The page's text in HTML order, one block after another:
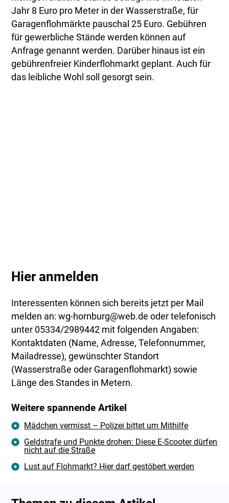
Jahr 8 Euro pro Meter in der Wasserstraße, für
Garagenflohmärkte pauschal 25 Euro. Gebühren
für gewerbliche Stände werden können auf
Anfrage genannt werden. Darüber hinaus ist ein
gebührenfreier Kinderflohmarkt geplant. Auch für
das leibliche Wohl soll gesorgt sein.
Hier anmelden
Interessenten können sich bereits jetzt per Mail
melden an: wg-hornburg@web.de oder telefonisch
unter 05334/2989442 mit folgenden Angaben:
Kontaktdaten (Name, Adresse, Telefonnummer,
Mailadresse), gewünschter Standort
(Wasserstraße oder Garagenflohmarkt) sowie
Länge des Standes in Metern.
Weitere spannende Artikel
Mädchen vermisst – Polizei bittet um Mithilfe
Geldstrafe und Punkte drohen: Diese E-Scooter dürfen
nicht auf die Straße
Lust auf Flohmarkt? Hier darf gestöbert werden